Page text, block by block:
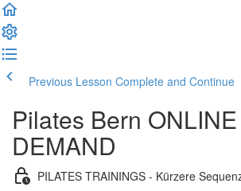
Previous Lesson Complete and Continue
Pilates Bern
DEMAND
PILATES TRAININGS - Kürzere